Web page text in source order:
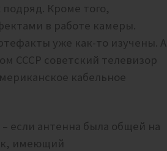
Кроме того,
в работе камеры.
уже как-то изучены. А
СССР советский телевизор
кабельное
если антенна была общей на
имеющий